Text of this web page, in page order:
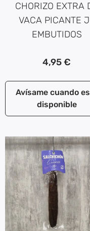
CHORIZO EXTRA
VACA PICANTE
EMBUTIDOS
4,95€
Avísame cuando
disponible